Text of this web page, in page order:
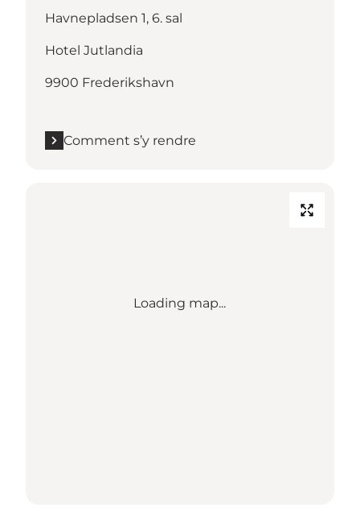
Havnepladsen 1, 6. sal
Hotel Jutlandia
9900 Frederikshavn
Comment s’y rendre
Loading map...